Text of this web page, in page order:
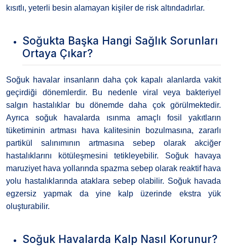
kısıtlı, yeterli besin alamayan kişiler de risk altındadırlar.
Soğukta Başka Hangi Sağlık Sorunları
Ortaya Çıkar?
Soğuk havalar insanların daha çok kapalı alanlarda vakit
geçirdiği dönemlerdir. Bu nedenle viral veya bakteriyel
salgın hastalıklar bu dönemde daha çok görülmektedir.
Ayrıca soğuk havalarda ısınma amaçlı fosil yakıtların
tüketiminin artması hava kalitesinin bozulmasına, zararlı
partikül salınımının artmasına sebep olarak akciğer
hastalıklarını kötüleşmesini tetikleyebilir. Soğuk havaya
maruziyet hava yollarında spazma sebep olarak reaktif hava
yolu hastalıklarında ataklara sebep olabilir. Soğuk havada
egzersiz yapmak da yine kalp üzerinde ekstra yük
oluşturabilir.
Soğuk Havalarda Kalp Nasıl Korunur?